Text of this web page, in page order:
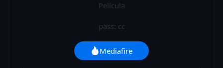
Película
pass: cc
Mediafire